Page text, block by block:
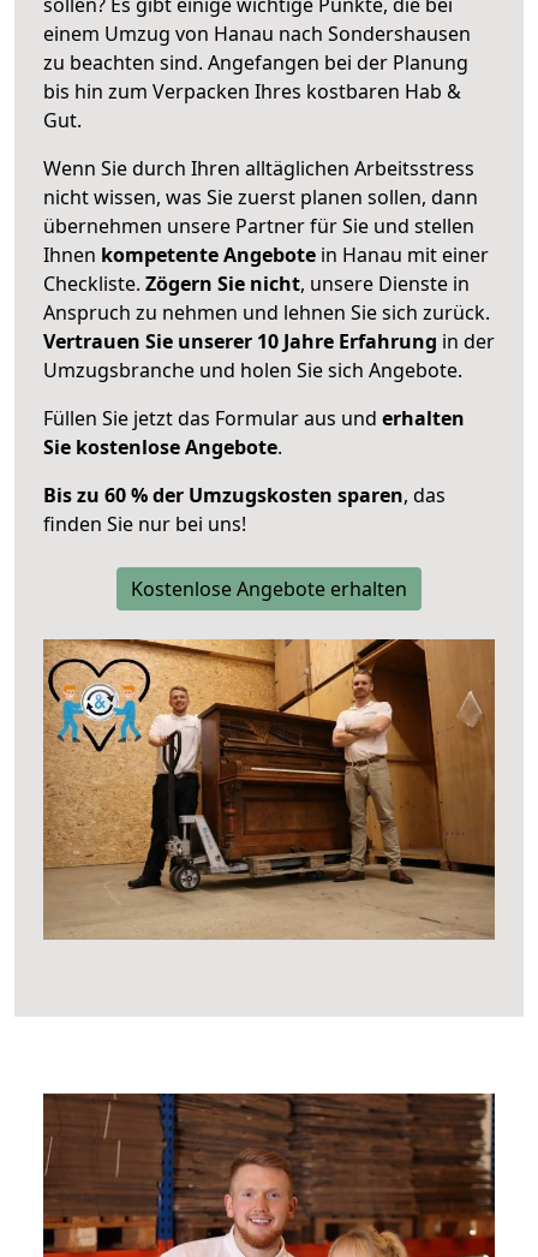
einem Umzug von Hanau nach Sondershausen
zu beachten sind. Angefangen bei der Planung
bis hin zum Verpacken Ihres kostbaren Hab &
Gut.
Wenn Sie durch Ihren alltäglichen Arbeitsstress
nicht wissen, was Sie zuerst planen sollen, dann
übernehmen unsere Partner für Sie und stellen
Ihnen kompetente Angebote in Hanau mit einer
Checkliste. Zögern Sie nicht, unsere Dienste in
Anspruch zu nehmen und lehnen Sie sich zurück.
Vertrauen Sie unserer 10 Jahre Erfahrung in der
Umzugsbranche und holen Sie sich Angebote.
Füllen Sie jetzt das Formular aus und erhalten
Sie kostenlose Angebote.
Bis zu 60 % der Umzugskosten sparen, das
finden Sie nur bei uns!
Kostenlose Angebote erhalten